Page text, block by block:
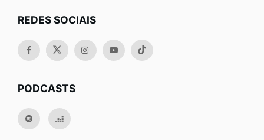
REDES SOCIAIS
PODCASTS